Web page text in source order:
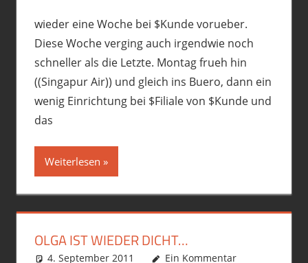
wieder eine Woche bei $Kunde vorueber.
Diese Woche verging auch irgendwie noch
schneller als die Letzte. Montag frueh hin
((Singapur Air)) und gleich ins Buero, dann ein
wenig Einrichtung bei $Filiale von $Kunde und
das
Weiterlesen
OLGA IST WIEDER DICHT…
4. September 2011 phil
Fremdgebastelt,
Ein Kommentar